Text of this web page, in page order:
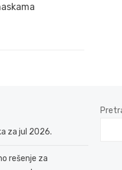
za jul 2026.
rešenje za